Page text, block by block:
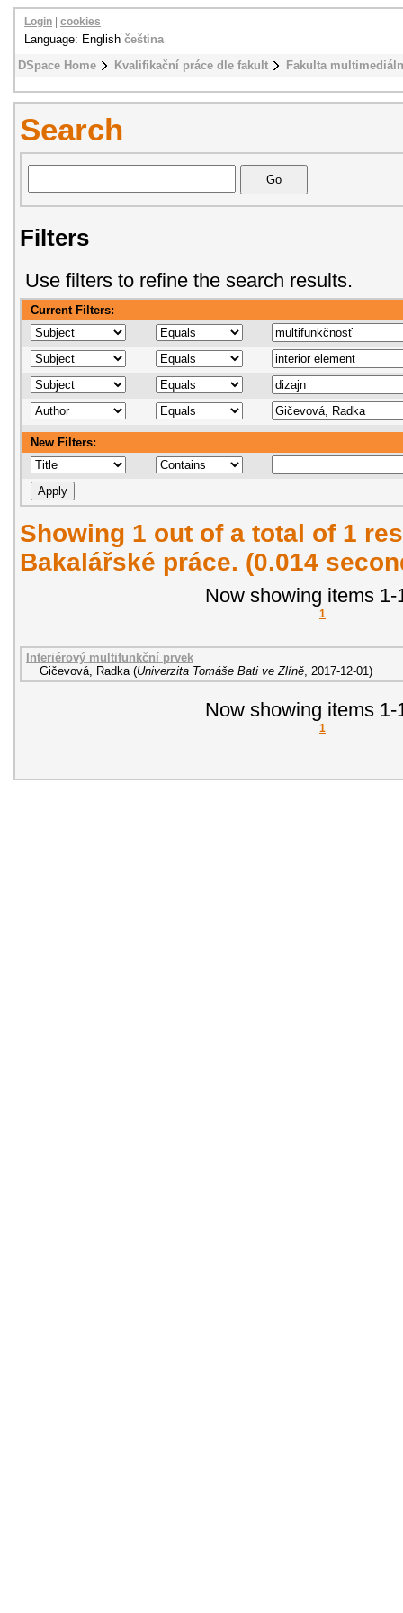
DSpace Home Kvalifikační práce dle fakult Fakulta
Login cookies
Language: English čeština
Search
Filters
Use filters to refine the search results.
Current Filters:
New Filters:
Showing 1 out of a total of 1
Bakalářské práce. (0.014
Now showing items 1-
1
Interiérový multifunkční prvek
Gičevová, Radka (Univerzita Tomáše Bati ve Zlíně, 2017-12-01)
Now showing items 1-
1